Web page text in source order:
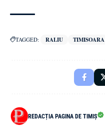
TAGGED: RALIU TIMISOARA
REDACȚIA PAGINA DE TIMIȘ